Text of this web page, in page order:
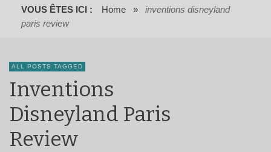
VOUS ÊTES ICI : Home »
inventions disneyland
paris review
ALL POSTS TAGGED
Inventions
Disneyland Paris
Review